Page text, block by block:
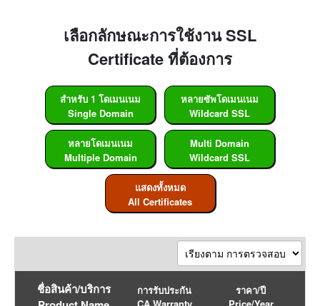
เลือกลักษณะการใช้งาน SSL
Certificate ที่ต้องการ
สำหรับ 1 โดเมนเนม
Single Domain
หลายซัพโดเมนเนม
Wildcard SSL
หลายโดเมนเนม
Multiple Domain
Multi Domain
Wildcard SSL
แสดงทั้งหมด
All Certificates
ชื่อสินค้า/บริการ
การรับประกัน
ราคา/ปี